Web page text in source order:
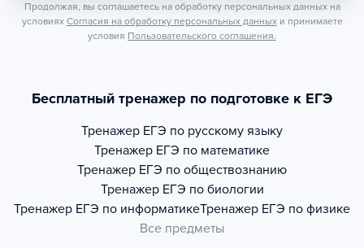
Продолжая, вы соглашаетесь на обработку персональных данных на
условиях Согласия на обработку персональных данных и принимаете
условия Пользовательского соглашения.
Бесплатный тренажер по подготовке к ЕГЭ
Тренажер ЕГЭ по русскому языку
Тренажер ЕГЭ по математике
Тренажер ЕГЭ по обществознанию
Тренажер ЕГЭ по биологии
Тренажер ЕГЭ по информатикеТренажер ЕГЭ по физике
Все предметы